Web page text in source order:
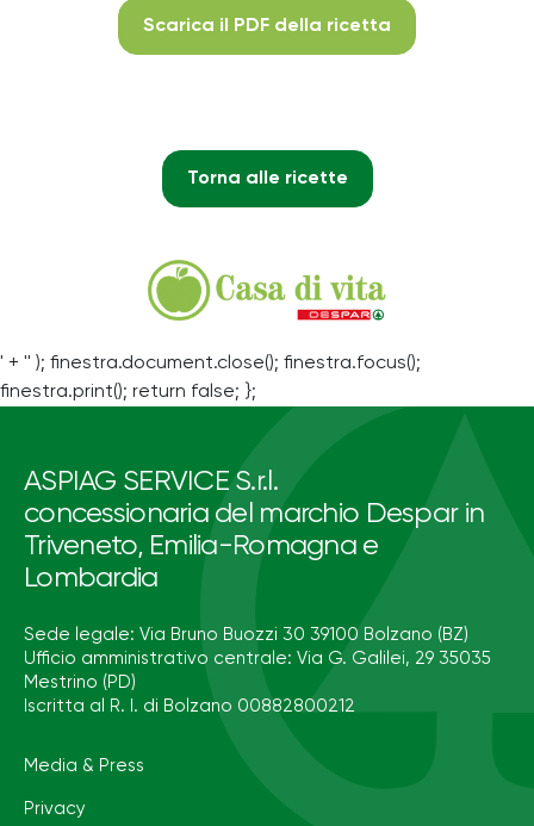
Scarica il PDF della ricetta
Torna alle ricette
' + '' ); finestra.document.close(); finestra.focus();
finestra.print(); return false; };
ASPIAG SERVICE S.r.l.
concessionaria del marchio Despar in
Triveneto, Emilia-Romagna e
Lombardia
Sede legale: Via Bruno Buozzi 30 39100 Bolzano (BZ)
Ufficio amministrativo centrale: Via G. Galilei, 29 35035
Mestrino (PD)
Iscritta al R. I. di Bolzano 00882800212
Media & Press
Privacy